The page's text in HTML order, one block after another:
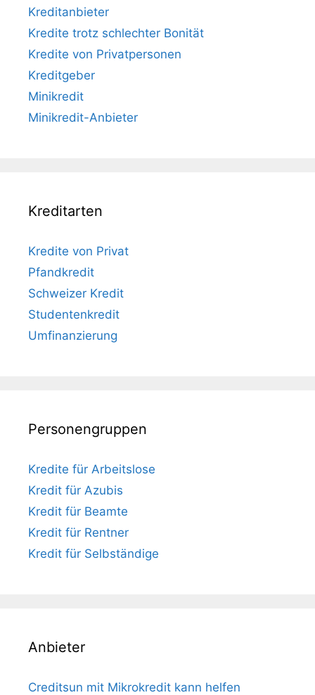
Kreditanbieter
Kredite trotz schlechter Bonität
Kredite von Privatpersonen
Kreditgeber
Minikredit
Minikredit-Anbieter
Kreditarten
Kredite von Privat
Pfandkredit
Schweizer Kredit
Studentenkredit
Umfinanzierung
Personengruppen
Kredite für Arbeitslose
Kredit für Azubis
Kredit für Beamte
Kredit für Rentner
Kredit für Selbständige
Anbieter
Creditsun mit Mikrokredit kann helfen